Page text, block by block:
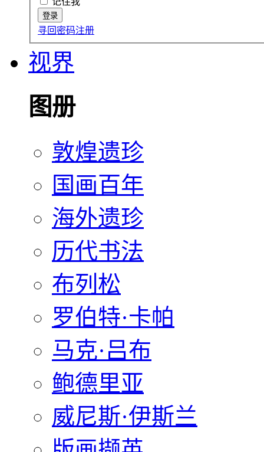
寻回密码注册
视界
图册
敦煌遗珍
国画百年
海外遗珍
历代书法
布列松
罗伯特·卡帕
马克·吕布
鲍德里亚
威尼斯·伊斯兰